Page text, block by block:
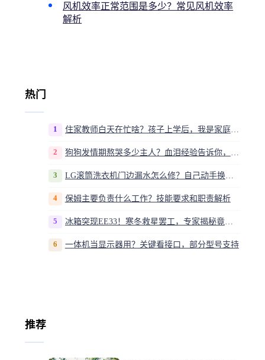
风机效率正常范围是多少？常见风机效率
解析
热门
1 住家教师白天在忙啥？孩子上学后，我是家庭运营官
2
3 LG滚筒洗衣机门边漏水怎么修？自己动手换密封圈教程视频
4 保姆主要负责什么工作？技能要求和职责解析
5 冰箱突现EE33！寒冬救星罢工，专家揭秘竟是无解故障？
6 一体机当显示器用？关键看接口，部分型号支持
推荐